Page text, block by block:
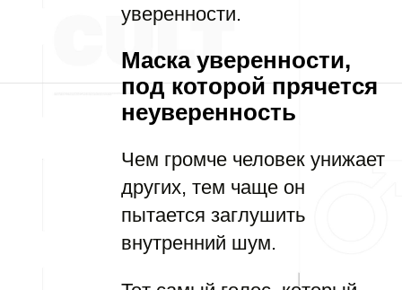
уверенности.
Маска уверенности,
под которой прячется
неуверенность
Чем громче человек унижает
других, тем чаще он
пытается заглушить
внутренний шум.